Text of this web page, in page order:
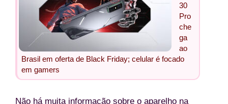
30
Pro
che
ga
ao
Brasil em oferta de Black Friday; celular é focado
em gamers
Não há muita informação sobre o aparelho na